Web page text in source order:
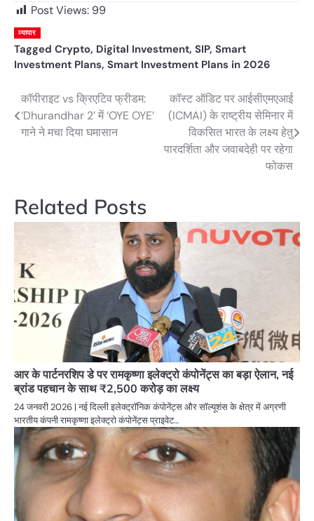
Post Views: 99
व्यापार
Tagged Crypto, Digital Investment, SIP, Smart
Investment Plans, Smart Investment Plans in 2026
Post
navigation
कॉपीराइट vs क्रिएटिव फ्रीडम:
‘Dhurandhar 2’ में ‘OYE OYE’
गाने ने मचा दिया घमासान
कॉस्ट ऑडिट पर आईसीएमएआई
(ICMAI) के राष्ट्रीय सेमिनार में
विकसित भारत के लक्ष्य हेतु
पारदर्शिता और जवाबदेही पर रहेगा
फोकस
Related Posts
आर के पार्टनरशिप डे पर रामकृष्णा इलेक्ट्रो कंपोनेंट्स का बड़ा ऐलान, नई
ब्रांड पहचान के साथ ₹2,500 करोड़ का लक्ष्य
24 जनवरी 2026 | नई दिल्ली इलेक्ट्रॉनिक कंपोनेंट्स और सॉल्यूशंस के क्षेत्र में अग्रणी
भारतीय कंपनी रामकृष्णा इलेक्ट्रो कंपोनेंट्स प्राइवेट…